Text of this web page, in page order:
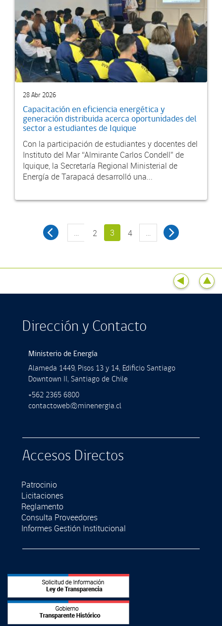
28 Abr 2026
Capacitación en eficiencia energética y
generación distribuida acerca oportunidades del
sector a estudiantes de Iquique
Con la participación de estudiantes y docentes del
Instituto del Mar “Almirante Carlos Condell” de
Iquique, la Secretaría Regional Ministerial de
Energía de Tarapacá desarrolló una...
… 2 3 4 …
Dirección y Contacto
Ministerio de Energía
Alameda 1449, Pisos 13 y 14, Ediﬁcio Santiago
Downtown II, Santiago de Chile
+562 2365 6800
contactoweb@minenergia.cl
Accesos Directos
Patrocinio
Licitaciones
Reglamento
Consulta Proveedores
Informes Gestión Institucional